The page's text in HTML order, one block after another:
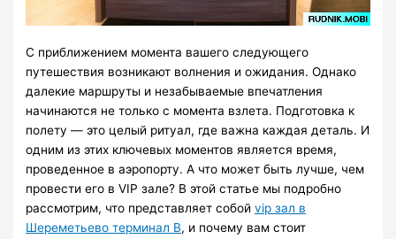
С приближением момента вашего следующего
путешествия возникают волнения и ожидания. Однако
далекие маршруты и незабываемые впечатления
начинаются не только с момента взлета. Подготовка к
полету — это целый ритуал, где важна каждая деталь. И
одним из этих ключевых моментов является время,
проведенное в аэропорту. А что может быть лучше, чем
провести его в VIP зале? В этой статье мы подробно
рассмотрим, что представляет собойvip зал в
Шереметьево терминал B, и почему вам стоит